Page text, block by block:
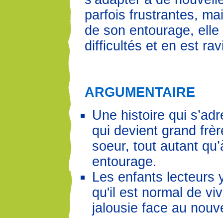
parfois frustrantes,
de son entourage,
difficultés et en est
ARGUMENTAIRE
Une histoire qui
qui devient grand
soeur, tout autant
entourage.
Les enfants lecteurs
qu'il est normal de
jalousie face au